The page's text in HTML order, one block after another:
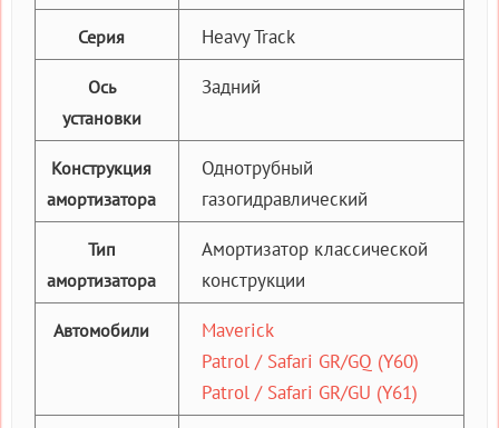
Серия Heavy Track
Ось
установки
Задний
Конструкция
амортизатора
Однотрубный
газогидравлический
Тип
амортизатора
Амортизатор классической
конструкции
Автомобили
Maverick
Patrol / Safari GR/GQ (Y60)
Patrol / Safari GR/GU (Y61)